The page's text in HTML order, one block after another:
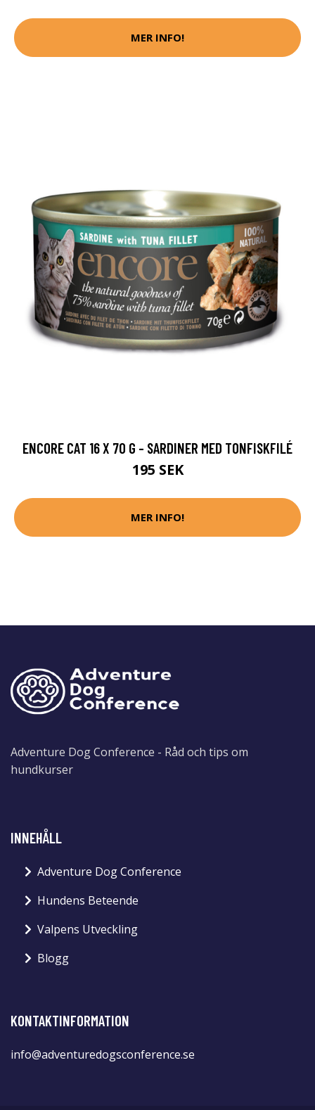
MER INFO!
ENCORE CAT 16 X 70 G - SARDINER MED TONFISKFILÉ
195 SEK
MER INFO!
Adventure Dog Conference - Råd och tips om
hundkurser
INNEHÅLL
Adventure Dog Conference
Hundens Beteende
Valpens Utveckling
Blogg
KONTAKTINFORMATION
info@adventuredogsconference.se